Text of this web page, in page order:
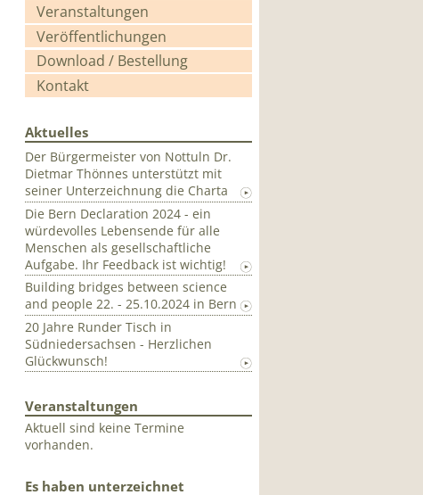
überspringen
Veranstaltungen
Veröffentlichungen
Download / Bestellung
Kontakt
Aktuelles
Der Bürgermeister von Nottuln Dr.
Dietmar Thönnes unterstützt mit
seiner Unterzeichnung die Charta
Die Bern Declaration 2024 - ein
würdevolles Lebensende für alle
Menschen als gesellschaftliche
Aufgabe. Ihr Feedback ist wichtig!
Building bridges between science
and people 22. - 25.10.2024 in Bern
20 Jahre Runder Tisch in
Südniedersachsen - Herzlichen
Glückwunsch!
Veranstaltungen
Aktuell sind keine Termine
vorhanden.
Es haben unterzeichnet